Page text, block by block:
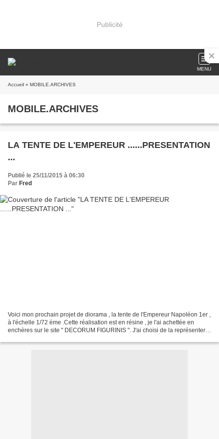
Publicité
MENU
Accueil » MOBILE.ARCHIVES
MOBILE.ARCHIVES
LA TENTE DE L'EMPEREUR ......PRESENTATION
...
Publié le 25/11/2015 à 06:30
Par Fred
Voici mon prochain projet de diorama , la tente de l'Empereur Napoléon 1er ,
à l'échelle 1/72 éme .Cette réalisation est en résine , je l'ai achettée en
enchères sur le site " DECORUM FIGURINIS ". J'ai choisi de la représenter